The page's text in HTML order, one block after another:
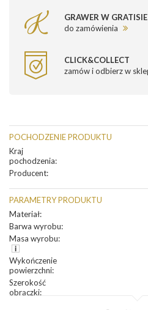
GRAWER W GRATISIE
do zamówienia
CLICK&COLLECT
zamów i odbierz w
POCHODZENIE PRODUKTU
Kraj
pochodzenia:
Producent:
PARAMETRY PRODUKTU
Materiał:
Barwa wyrobu:
Masa wyrobu:
Wykończenie
powierzchni:
Szerokość
obrączki: